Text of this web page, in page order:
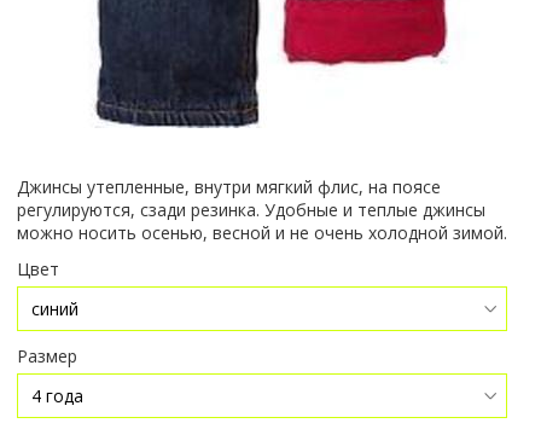
Джинсы утепленные, внутри мягкий флис, на поясе
регулируются, сзади резинка. Удобные и теплые джинсы
можно носить осенью, весной и не очень холодной зимой.
Цвет
Размер